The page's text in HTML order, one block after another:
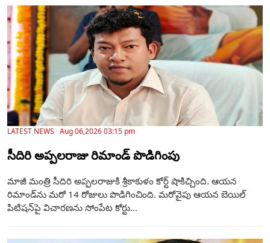
LATEST NEWS Aug 06,2026 03:15 pm
సీదిరి అప్పలరాజు రిమాండ్ పొడిగింపు
మాజీ మంత్రి సీదిరి అప్పలరాజుకి శ్రీకాకుళం కోర్ట్ షాకిచ్చింది. ఆయన
రిమాండ్‌ను మరో 14 రోజులు పొడిగించింది. మరోవైపు ఆయన బెయిల్‌
పిటిషన్‌పై విచారణను సోంపేట కోర్టు...